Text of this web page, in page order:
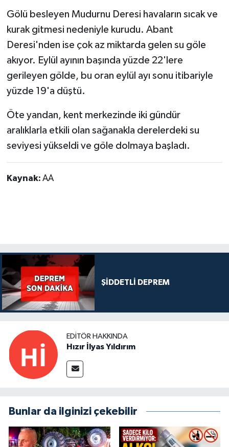
Gölü besleyen Mudurnu Deresi havaların sıcak ve
kurak gitmesi nedeniyle kurudu. Abant
Deresi'nden ise çok az miktarda gelen su göle
akıyor. Eylül ayının başında yüzde 22'lere
gerileyen gölde, bu oran eylül ayı sonu itibariyle
yüzde 19'a düştü.
Öte yandan, kent merkezinde iki gündür
aralıklarla etkili olan sağanakla derelerdeki su
seviyesi yükseldi ve göle dolmaya başladı.
Kaynak: AA
ŞİDDETLİ DEPREM
EDITÖR HAKKINDA
Hızır İlyas Yıldırım
Bunlar da ilginizi çekebilir